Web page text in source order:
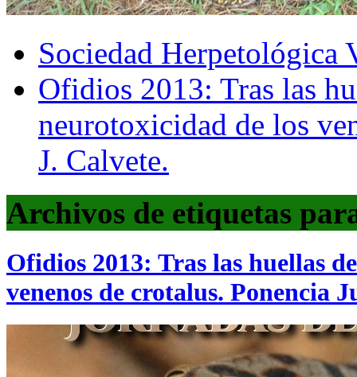
Sociedad Herpetológica
Ofidios 2013: Tras las
neurotoxicidad de los
J. Calvete.
Archivos de etiquetas
Ofidios 2013: Tras las huellas
venenos de crotalus. Ponencia